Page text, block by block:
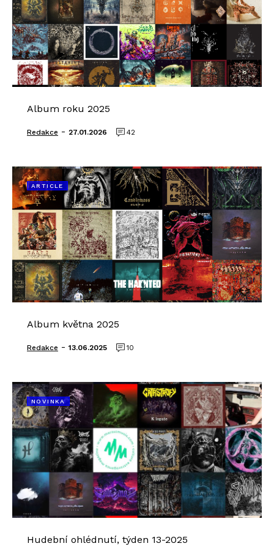
Album roku 2025
Redakce - 27.01.2026 42
ARTICLE
Album května 2025
Redakce - 13.06.2025 10
NOVINKA
Hudební ohlédnutí, týden 13-2025